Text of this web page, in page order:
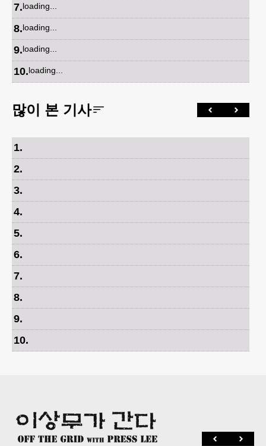
7.loading...
8.loading...
9.loading...
10.loading...
많이 본 기사
1.
2.
3.
4.
5.
6.
7.
8.
9.
10.